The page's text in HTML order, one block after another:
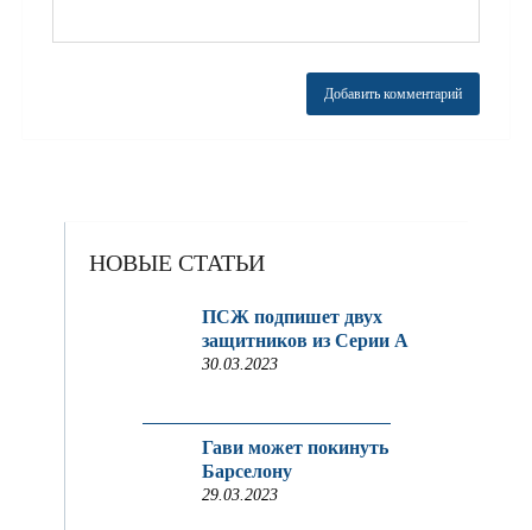
НОВЫЕ СТАТЬИ
ПСЖ подпишет двух
защитников из Серии A
30.03.2023
Гави может покинуть
Барселону
29.03.2023